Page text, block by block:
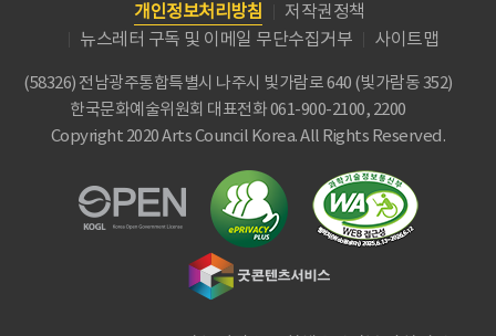
개인정보처리방침
저작권정책
뉴스레터 구독 및 이메일 무단수집거부
사이트맵
(58326) 전남광주통합특별시 나주시 빛가람로 640 (빛가람동 352)
한국문화예술위원회 대표전화 061-900-2100, 2200
Copyright 2020 Arts Council Korea. All Rights Reserved.